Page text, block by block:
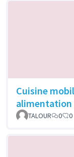
Cuisine
alimentation
TALOUR 0 0